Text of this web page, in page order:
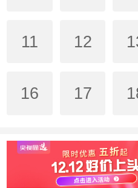
11 12
16 17